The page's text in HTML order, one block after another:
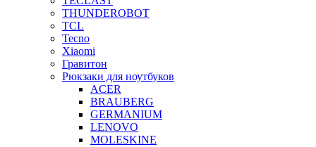
THUNDEROBOT
TCL
Tecno
Xiaomi
Гравитон
Рюкзаки для ноутбуков
ACER
BRAUBERG
GERMANIUM
LENOVO
MOLESKINE